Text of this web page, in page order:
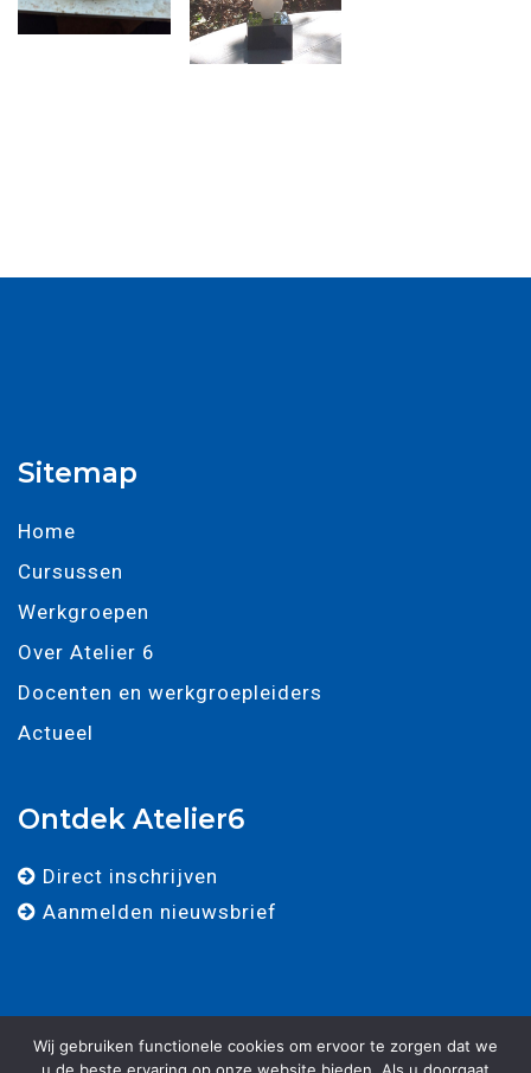
Sitemap
Home
Cursussen
Werkgroepen
Over Atelier 6
Docenten en werkgroepleiders
Actueel
Ontdek Atelier6
Direct inschrijven
Aanmelden nieuwsbrief
Wij gebruiken functionele cookies om ervoor te zorgen dat we